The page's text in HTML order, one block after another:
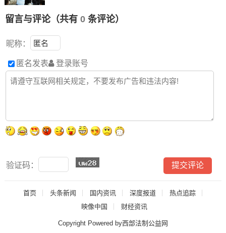
留言与评论（共有 0条评论）
昵称：
匿名发表 登录账号
验证码：
首页 头条新闻 国内资讯 深度报道
热点追踪
映像中国
财经资讯
Copyright Powered by西部法制公益网